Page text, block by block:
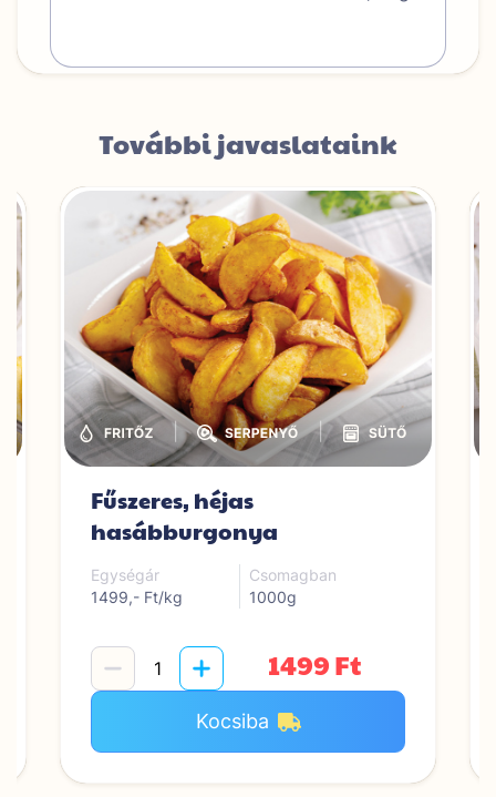
További javaslataink
|
Fűszeres, héjas
hasábburgonya
Egységár
1499,- Ft/kg
Csomagban
1000g
1499 Ft
Kocsiba